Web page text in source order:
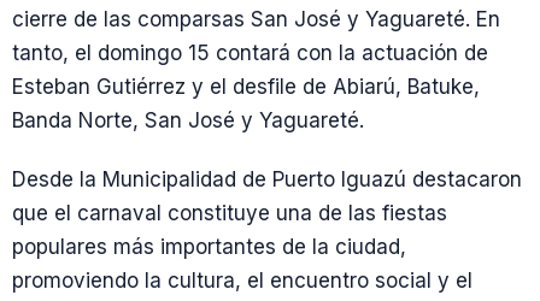
cierre de las comparsas San José y Yaguareté. En
tanto, el domingo 15 contará con la actuación de
Esteban Gutiérrez y el desfile de Abiarú, Batuke,
Banda Norte, San José y Yaguareté.
Desde la Municipalidad de Puerto Iguazú destacaron
que el carnaval constituye una de las fiestas
populares más importantes de la ciudad,
promoviendo la cultura, el encuentro social y el